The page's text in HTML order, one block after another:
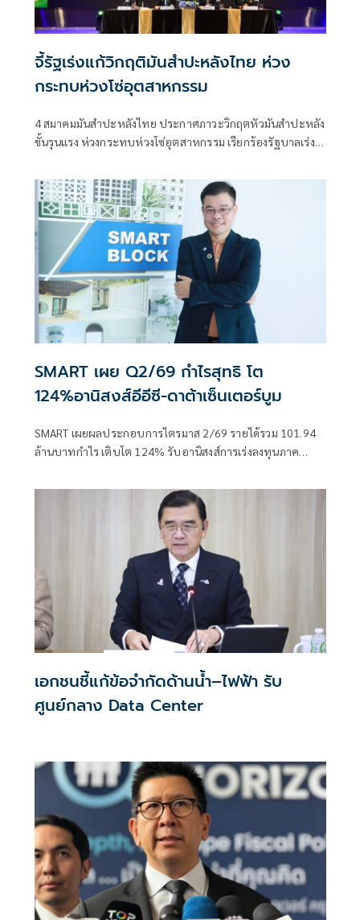
จี้รัฐเร่งแก้วิกฤติมันสำปะหลังไทย ห่วง
กระทบห่วงโซ่อุตสาหกรรม
4 สมาคมมันสำปะหลังไทย ประกาศภาวะวิกฤตหัวมันสำปะหลัง
ขั้นรุนแรง ห่วงกระทบห่วงโซ่อุตสาหกรรม เรียกร้องรัฐบาลเร่ง
ผลผลิต
SMART เผย Q2/69 กำไรสุทธิ โต
124%อานิสงส์อีอีซี-ดาต้าเซ็นเตอร์บูม
SMART เผยผลประกอบการไตรมาส 2/69 รายได้รวม 101.94
ล้านบาทกำไร เติบโต 124% รับอานิสงส์การเร่งลงทุนภาค
เอกชนชี้แก้ข้อจำกัดด้านน้ำ–ไฟฟ้า รับ
ศูนย์กลาง Data Center